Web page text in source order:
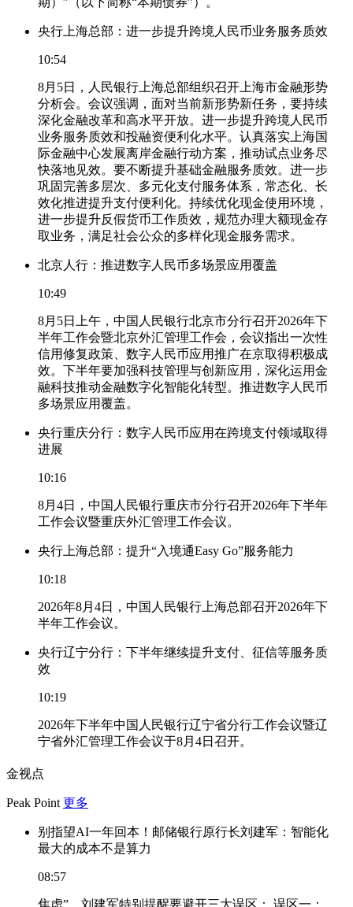
央行上海总部：进一步提升跨境人民币业务服务质效
10:54
8月5日，人民银行上海总部组织召开上海市金融形势
分析会。会议强调，面对当前新形势新任务，要持续
深化金融改革和高水平开放。进一步提升跨境人民币
业务服务质效和投融资便利化水平。认真落实上海国
际金融中心发展离岸金融行动方案，推动试点业务尽
快落地见效。要不断提升基础金融服务质效。进一步
巩固完善多层次、多元化支付服务体系，常态化、长
效化推进提升支付便利化。持续优化现金使用环境，
进一步提升反假货币工作质效，规范办理大额现金存
取业务，满足社会公众的多样化现金服务需求。
北京人行：推进数字人民币多场景应用覆盖
10:49
8月5日上午，中国人民银行北京市分行召开2026年下
半年工作会暨北京外汇管理工作会，会议指出一次性
信用修复政策、数字人民币应用推广在京取得积极成
效。下半年要加强科技管理与创新应用，深化运用金
融科技推动金融数字化智能化转型。推进数字人民币
多场景应用覆盖。
央行重庆分行：数字人民币应用在跨境支付领域取得
进展
10:16
8月4日，中国人民银行重庆市分行召开2026年下半年
工作会议暨重庆外汇管理工作会议。
央行上海总部：提升“入境通Easy Go”服务能力
10:18
2026年8月4日，中国人民银行上海总部召开2026年下
半年工作会议。
央行辽宁分行：下半年继续提升支付、征信等服务质
效
10:19
2026年下半年中国人民银行辽宁省分行工作会议暨辽
宁省外汇管理工作会议于8月4日召开。
金视点
Peak Point 更多
别指望AI一年回本！邮储银行原行长刘建军：智能化
最大的成本不是算力
08:57
焦虑”，刘建军特别提醒要避开三大误区： 误区一：